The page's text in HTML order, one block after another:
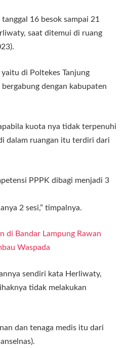
16 besok sampai 21
saat ditemui di ruang
di Poltekes Tanjung
bergabung dengan kabupaten
kuota nya tidak terpenuhi
dalam ruangan itu terdiri dari
PPPK dibagi menjadi 3
2 sesi,” timpalnya.
di Bandar Lampung Rawan
Waspada
sendiri kata Herliwaty,
tidak melakukan
dan tenaga medis itu dari